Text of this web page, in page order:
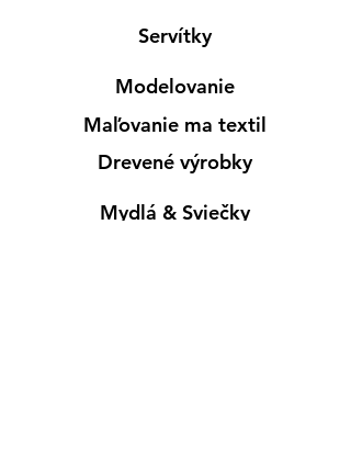
Servítky
Modelovanie
Maľovanie ma textil
Drevené výrobky
Mydlá & Sviečky